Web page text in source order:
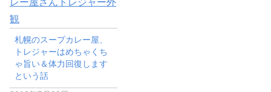
札幌のスープカレー屋、
トレジャーはめちゃくち
ゃ旨い＆体力回復します
という話